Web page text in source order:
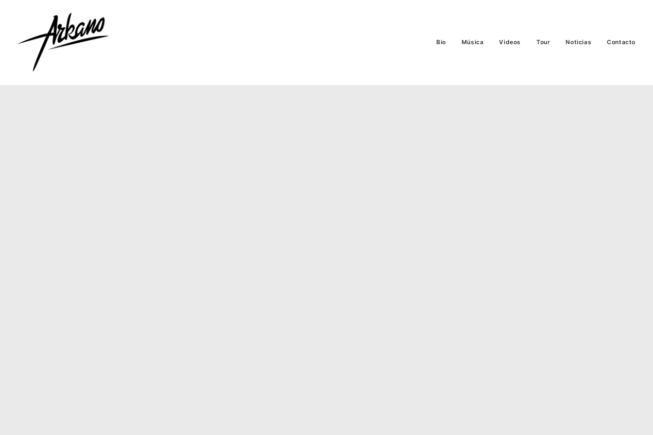
Bio Música Videos Tour Noticias Contacto